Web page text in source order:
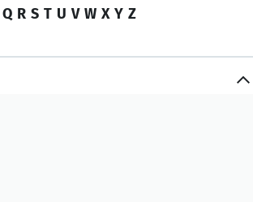
Q R S T U V W X Y Z